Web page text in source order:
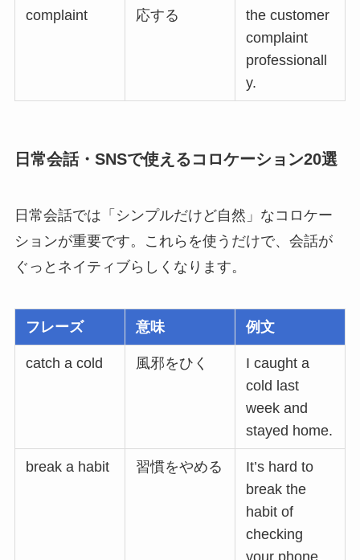
complaint
応する
the customer
complaint
professionall
y.
日常会話・SNSで使えるコロケーション20選
日常会話では「シンプルだけど自然」なコロケー
ションが重要です。これらを使うだけで、会話が
ぐっとネイティブらしくなります。
フレーズ 意味 例文
catch a cold 風邪をひく
I caught a
cold last
week and
stayed home.
break a habit 習慣をやめる
It’s hard to
break the
habit of
checking
your phone.